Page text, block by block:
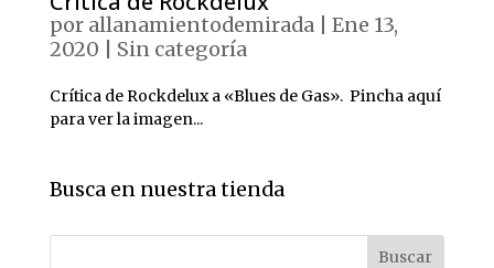
por allanamientodemirada| Ene 13,
2020
Sin categoría
Crítica de Rockdelux a «Blues de Gas». Pincha aquí
para ver la imagen...
Busca en nuestra tienda
Buscar